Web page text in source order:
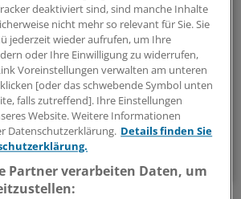
blicken Sie hinter das tägliche
Gesundheitspolitik. Mit Analysen,
einem Blick auf Themen, die die Agenda
bestimmen.
14-tägig, donnerstags
bitte anmelden
deaktiviert sind, sind manche Inhalte
nicht mehr so relevant für Sie. Sie
jederzeit wieder aufrufen, um Ihre
oder Ihre Einwilligung zu widerrufen,
Voreinstellungen verwalten am unteren
[oder das schwebende Symbol unten
falls zutreffend]. Ihre Einstellungen
Website. Weitere Informationen
Datenschutzerklärung. Details finden Sie
Partner verarbeiten Daten, um